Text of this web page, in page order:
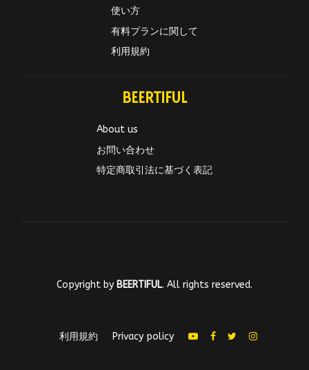
使い方
有料プランに関して
利用規約
BEERTIFUL
About us
お問い合わせ
特定商取引法に基づく表記
Copyright by BEERTIFUL. All rights reserved.
利用規約 Privacy policy